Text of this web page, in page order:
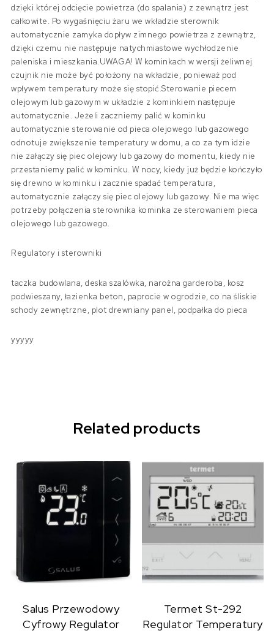
dzięki której odcięcie powietrza (do spalania) z zewnątrz jest
całkowite. Po wygaśnięciu żaru we wkładzie sterownik
automatycznie zamyka dopływ zimnego powietrza z zewnątrz,
dzięki czemu nie następuje natychmiastowe wychłodzenie
paleniska i mieszkania.UWAGA! W kominkach w wersji żeliwnej
czujnik nie może być położony na wkładzie, ponieważ pod
wpływem temperatury może się stopić.Sterowanie piecem
olejowym lub gazowym w układzie z kominkiem następuje
automatycznie. Jeżeli zaczniemy palić w kominku
automatycznie sterowanie od pieca olejowego lub gazowego
odnotuje zwiększenie temperatury w domu, a co za tym idzie
nie załączy się piec olejowy lub gazowy do momentu, kiedy nie
przestaniemy palić w kominku. W nocy, kiedy już będzie kończyło
się drewno w kominku i zacznie spadać temperatura,
automatycznie załączy się piec olejowy lub gazowy. Nie ma więc
potrzeby połączenia sterownika kominka ze sterowaniem pieca
olejowego lub gazowego.
Regulatory i sterowniki
taczka budowlana, deska szalówka, narożna garderoba, kosz
podwieszany, łazienka beton, paprocie w ogrodzie, co na śliskie
schody zewnętrzne, plot drewniany panel, podpałka do pieca
yyyyy
Related products
Salus Przewodowy
Cyfrowy Regulator
Termet St-292
Regulator Temperatury